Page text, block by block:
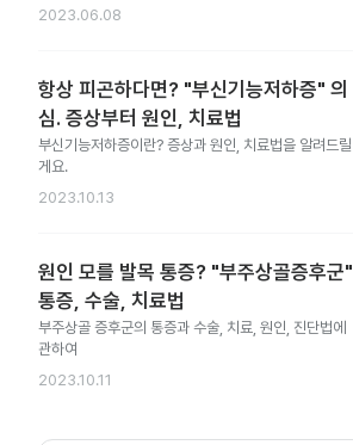
2023.06.08
항상 피곤하다면? "부신기능저하증" 의
심. 증상부터 원인, 치료법
부신기능저하증이란? 증상과 원인, 치료법을 알려드릴
게요.
2023.10.13
원인 모를 발목 통증? "부주상골증후군"
통증, 수술, 치료법
부주상골 증후군의 통증과 수술, 치료, 원인, 진단법에
관하여
2023.10.11